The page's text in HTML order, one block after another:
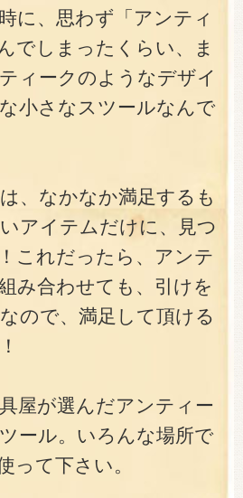
に、思わず「アンティ
でしまったくらい、ま
ィークのようなデザイ
小さなスツールなんで
、なかなか満足するも
アイテムだけに、見つ
これだったら、アンテ
み合わせても、引けを
ので、満足して頂ける
屋が選んだアンティー
ール。いろんな場所で
って下さい。